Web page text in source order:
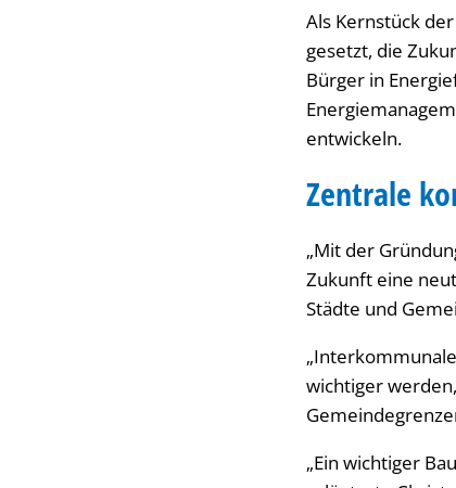
Als Kernstück
gesetzt, die
Bürger in
entwickeln.
Zentrale
„Mit der
Zukunft eine
Städte und
wichtiger
„Ein wichtiger